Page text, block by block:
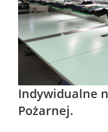
Indywidualne
Pożarnej.